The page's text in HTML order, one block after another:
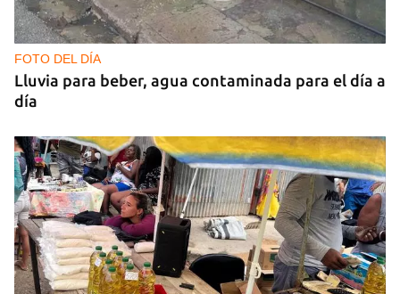
FOTO DEL DÍA
Lluvia para beber, agua contaminada para el día a
día